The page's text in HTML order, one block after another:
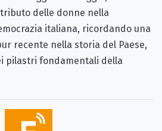
delle donne nella
italiana, ricordando una
recente nella storia del Paese,
pilastri fondamentali della